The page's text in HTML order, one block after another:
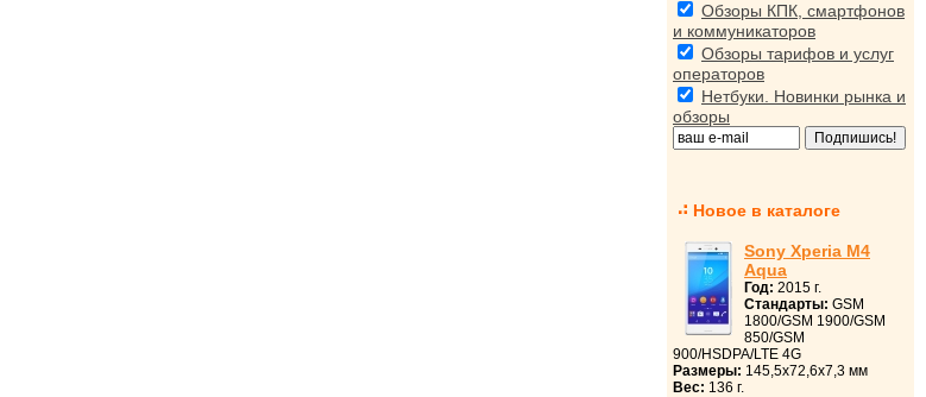
Обзоры КПК, смартфонов
и коммуникаторов
Обзоры тарифов и услуг
операторов
Нетбуки. Новинки рынка и
обзоры
Новое в каталоге
Sony Xperia M4
Aqua
Год: 2015 г.
Стандарты: GSM
1800/GSM 1900/GSM
850/GSM
900/HSDPA/LTE 4G
Размеры: 145,5x72,6x7,3 мм
Вес: 136 г.